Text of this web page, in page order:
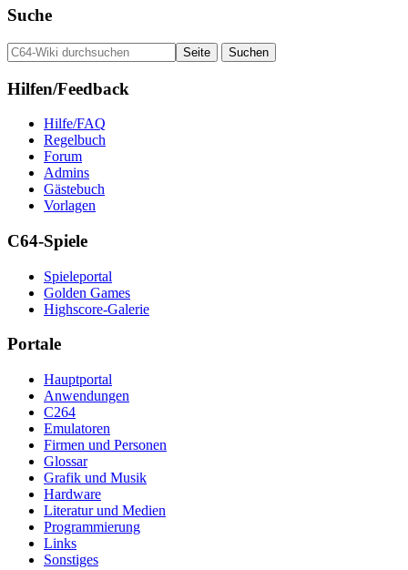
Suche
Hilfen/Feedback
Hilfe/FAQ
Regelbuch
Forum
Admins
Gästebuch
Vorlagen
C64-Spiele
Spieleportal
Golden Games
Highscore-Galerie
Portale
Hauptportal
Anwendungen
C264
Emulatoren
Firmen und Personen
Glossar
Grafik und Musik
Hardware
Literatur und Medien
Programmierung
Links
Sonstiges